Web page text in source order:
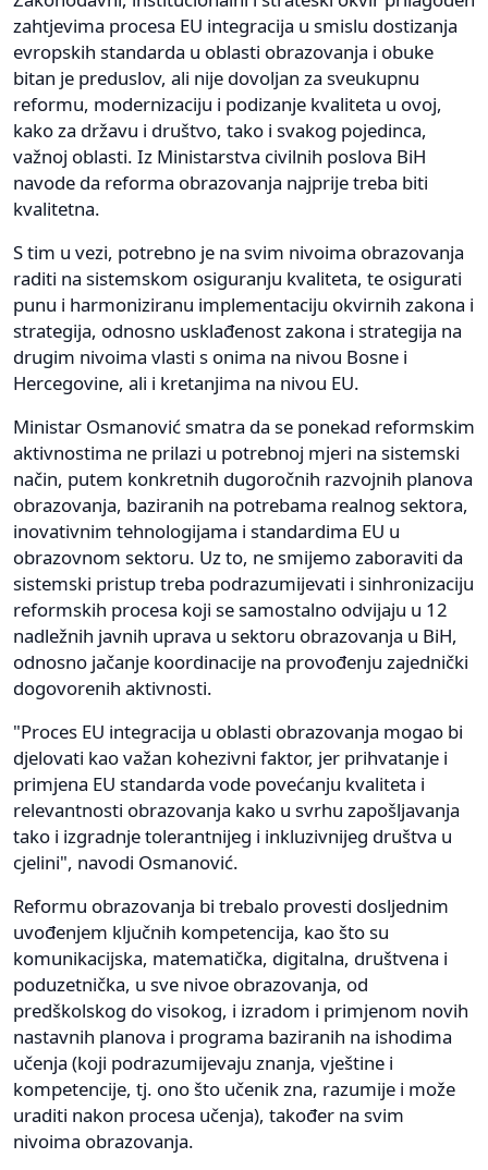
zahtjevima procesa EU integracija u smislu dostizanja
evropskih standarda u oblasti obrazovanja i obuke
bitan je preduslov, ali nije dovoljan za sveukupnu
reformu, modernizaciju i podizanje kvaliteta u ovoj,
kako za državu i društvo, tako i svakog pojedinca,
važnoj oblasti. Iz Ministarstva civilnih poslova BiH
navode da reforma obrazovanja najprije treba biti
kvalitetna.
S tim u vezi, potrebno je na svim nivoima obrazovanja
raditi na sistemskom osiguranju kvaliteta, te osigurati
punu i harmoniziranu implementaciju okvirnih zakona i
strategija, odnosno usklađenost zakona i strategija na
drugim nivoima vlasti s onima na nivou Bosne i
Hercegovine, ali i kretanjima na nivou EU.
Ministar Osmanović smatra da se ponekad reformskim
aktivnostima ne prilazi u potrebnoj mjeri na sistemski
način, putem konkretnih dugoročnih razvojnih planova
obrazovanja, baziranih na potrebama realnog sektora,
inovativnim tehnologijama i standardima EU u
obrazovnom sektoru. Uz to, ne smijemo zaboraviti da
sistemski pristup treba podrazumijevati i sinhronizaciju
reformskih procesa koji se samostalno odvijaju u 12
nadležnih javnih uprava u sektoru obrazovanja u BiH,
odnosno jačanje koordinacije na provođenju zajednički
dogovorenih aktivnosti.
"Proces EU integracija u oblasti obrazovanja mogao bi
djelovati kao važan kohezivni faktor, jer prihvatanje i
primjena EU standarda vode povećanju kvaliteta i
relevantnosti obrazovanja kako u svrhu zapošljavanja
tako i izgradnje tolerantnijeg i inkluzivnijeg društva u
cjelini", navodi Osmanović.
Reformu obrazovanja bi trebalo provesti dosljednim
uvođenjem ključnih kompetencija, kao što su
komunikacijska, matematička, digitalna, društvena i
poduzetnička, u sve nivoe obrazovanja, od
predškolskog do visokog, i izradom i primjenom novih
nastavnih planova i programa baziranih na ishodima
učenja (koji podrazumijevaju znanja, vještine i
kompetencije, tj. ono što učenik zna, razumije i može
uraditi nakon procesa učenja), također na svim
nivoima obrazovanja.